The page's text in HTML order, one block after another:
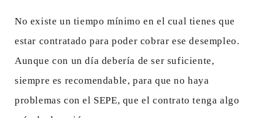
No existe un tiempo mínimo en el cual tienes que
estar contratado para poder cobrar ese desempleo.
Aunque con un día debería de ser suficiente,
siempre es recomendable, para que no haya
problemas con el SEPE, que el contrato tenga algo